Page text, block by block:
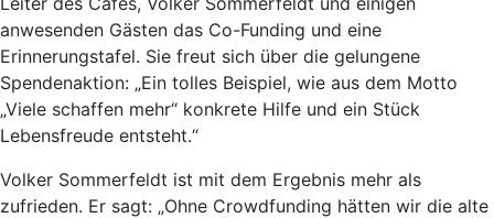
anwesenden Gästen das Co-Funding und eine
Erinnerungstafel. Sie freut sich über die gelungene
Spendenaktion: „Ein tolles Beispiel, wie aus dem Motto
„Viele schaffen mehr“ konkrete Hilfe und ein Stück
Lebensfreude entsteht.“
Volker Sommerfeldt ist mit dem Ergebnis mehr als
zufrieden. Er sagt: „Ohne Crowdfunding hätten wir die alte